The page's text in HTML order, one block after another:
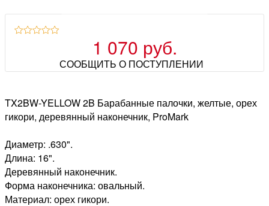
1 070 руб.
СООБЩИТЬ О ПОСТУПЛЕНИИ
TX2BW-YELLOW 2B Барабанные палочки, желтые, орех
гикори, деревянный наконечник, ProMark
Диаметр: .630".
Длина: 16".
Деревянный наконечник.
Форма наконечника: овальный.
Материал: орех гикори.